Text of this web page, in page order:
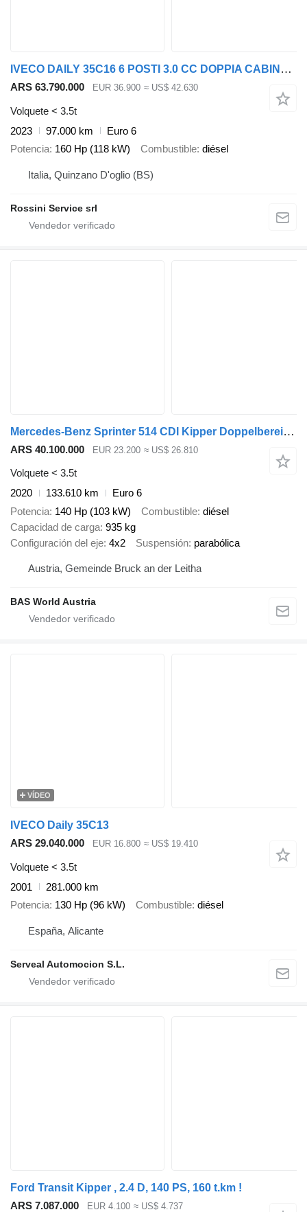
IVECO DAILY 35C16 6 POSTI 3.0 CC DOPPIA CABINA RIBALTABILE
ARS 63.790.000 EUR 36.900 ≈ US$ 42.630
Volquete < 3.5t
2023
97.000 km
Euro 6
Potencia 160 Hp (118 kW) Combustible diésel
Italia, Quinzano D'oglio (BS)
Rossini Service srl
Mercedes-Benz Sprinter 514 CDI Kipper Doppelbereifung 3,5t AHK Klima Tempomat
ARS 40.100.000 EUR 23.200 ≈ US$ 26.810
Volquete < 3.5t
2020
133.610 km
Euro 6
Potencia 140 Hp (103 kW) Combustible diésel
Capacidad de carga 935 kg
Configuración del eje 4x2 Suspensión parabólica
Austria, Gemeinde Bruck an der Leitha
BAS World Austria
VÍDEO
IVECO Daily 35C13
ARS 29.040.000
EUR 16.800 ≈ US$ 19.410
Volquete < 3.5t
2001
281.000 km
Potencia 130 Hp (96 kW) Combustible diésel
España, Alicante
Serveal Automocion S.L.
Ford Transit Kipper , 2.4 D, 140 PS, 160 t.km !
ARS 7.087.000
EUR 4.100 ≈ US$ 4.737